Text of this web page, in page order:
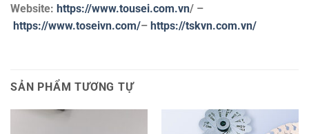
Website: https://www.tousei.com.vn/ –
https://www.toseivn.com/– https://tskvn.com.vn/
SẢN PHẨM TƯƠNG TỰ